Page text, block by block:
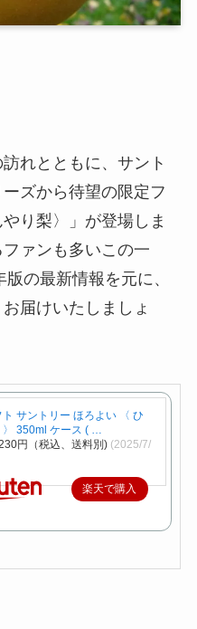
れとともに、サント
ズから待望の限定フ
り梨〉」が登場しま
ァンも多いこの一
の最新情報を元に、
届けいたしましょ
ト サントリー ほろよい 〈 ひ
〉 350ml ケース ( …
円（税込、送料別) (2025/7/
楽天で購入